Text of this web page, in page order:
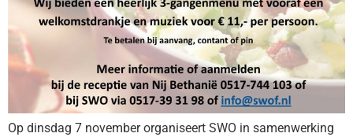
Op dinsdag 7 november organiseert SWO in samenwerking